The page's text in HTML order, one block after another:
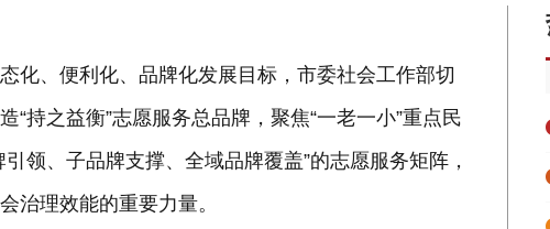
化、便利化、品牌化发展目标，市委社会工作部切
持之益衡”志愿服务总品牌，聚焦“一老一小”重点民
领、子品牌支撑、全域品牌覆盖”的志愿服务矩阵，
治理效能的重要力量。